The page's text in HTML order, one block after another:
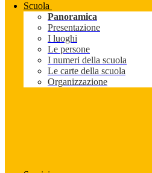
Scuola
Panoramica
Presentazione
I luoghi
Le persone
I numeri della scuola
Le carte della scuola
Organizzazione